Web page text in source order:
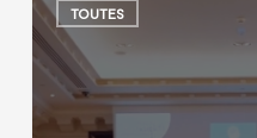
TOUTES
Insight
–
L’Innovation
dans
l’Education